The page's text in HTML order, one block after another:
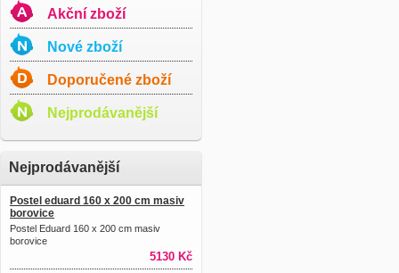
Akční zboží
Nové zboží
Doporučené zboží
Nejprodávanější
Nejprodávanější
Postel eduard 160 x 200 cm masiv
borovice
Postel Eduard 160 x 200 cm masiv
borovice
5130 Kč